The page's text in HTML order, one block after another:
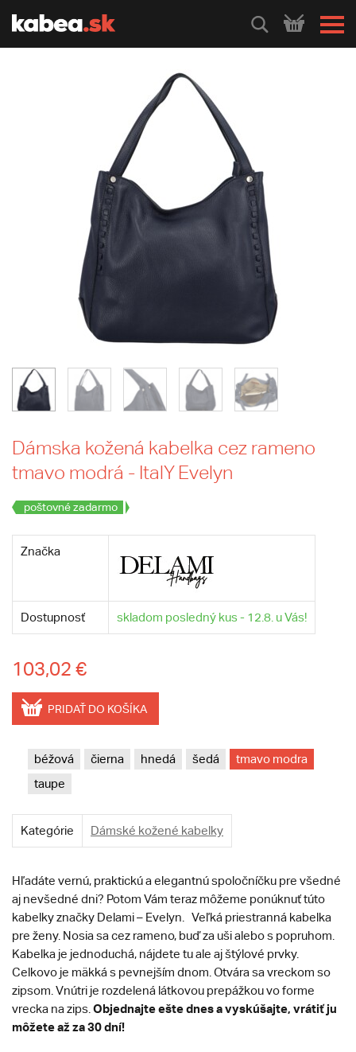
HLEDEJ
Dámska kožená kabelka cez rameno
tmavo modrá - ItalY Evelyn
poštovné zadarmo
Značka
Dostupnosť skladom posledný kus - 12.8. u Vás!
103,02 €
PRIDAŤ DO KOŠÍKA
béžová čierna hnedá šedá
tmavo modra
taupe
Kategórie Dámské kožené kabelky
Hľadáte vernú, praktickú a elegantnú spoločníčku pre všedné
aj nevšedné dni? Potom Vám teraz môžeme ponúknuť túto
kabelky značky Delami – Evelyn.
Veľká priestranná kabelka
pre ženy. Nosia sa cez rameno, buď za uši alebo s popruhom.
Kabelka je jednoduchá, nájdete tu ale aj štýlové prvky.
Celkovo je mäkká s pevnejším dnom. Otvára sa vreckom so
zipsom. Vnútri je rozdelená látkovou prepážkou vo forme
vrecka na zips. Objednajte ešte dnes a vyskúšajte, vrátiť ju
môžete až za 30 dní!